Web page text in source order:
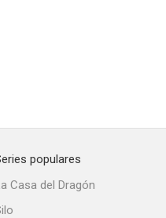
populares
Casa del Dragón